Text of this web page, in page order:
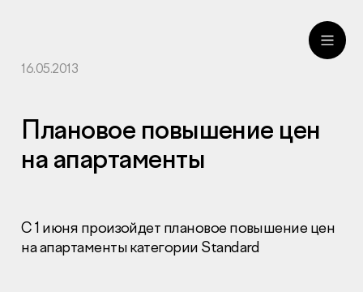
16.05.2013
Плановое повышение цен
на апартаменты
С 1 июня произойдет плановое повышение цен
на апартаменты категории Standard